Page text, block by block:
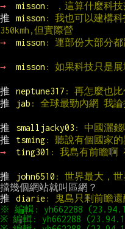
→
misson : ，這算什麼科技
推
misson : 我也可以建構科
350kmh,但實際營
→
misson : 運部份大部分都
→ misson : 如果科技只是展
推 neptune317 : 再怎麼也比
推
jab : 全球最勁內網 我論
推 smalljacky03 : 中國灑錢
推
tsming: 聽說有個國家的
→
ting301 : 我島有前瞻啊
推 john6510 : 世界最大，世
推
diarie: 鬼島只剩前瞻還